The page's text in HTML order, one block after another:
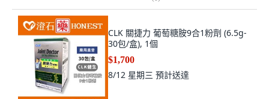
CLK 關捷力 葡萄糖胺9合1粉劑 (6.5g-
30包/盒), 1個
$1,700
8/12 星期三 預計送達